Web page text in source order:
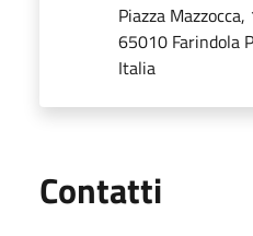
Piazza Mazzocca,
65010 Farindola
Italia
Contatti